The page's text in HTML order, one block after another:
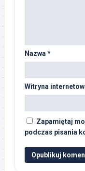
Nazwa*
Witryna
Zapamiętaj
podczas pisania